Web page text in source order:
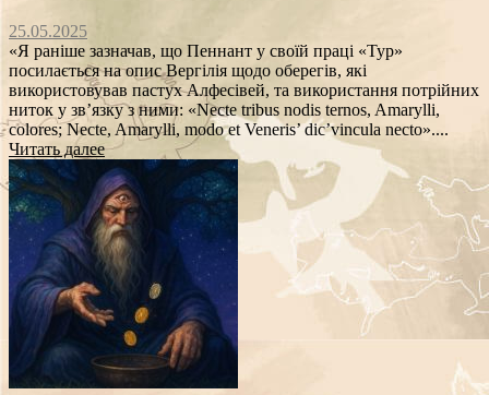
25.05.2025
«Я раніше зазначав, що Пеннант у своїй праці «Тур»
посилається на опис Вергілія щодо оберегів, які
використовував пастух Алфесівей, та використання потрійних
ниток у зв’язку з ними: «Necte tribus nodis ternos, Amarylli,
colores; Necte, Amarylli, modo et Veneris’ dic’vincula necto»....
Читать далее